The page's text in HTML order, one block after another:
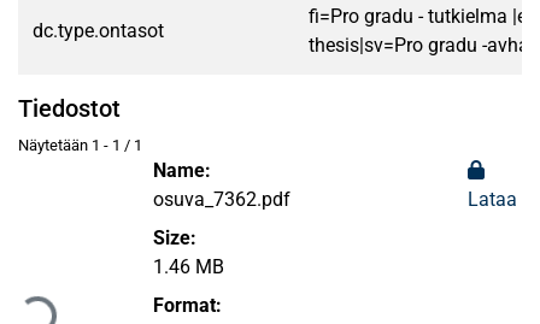
dc.type.ontasot
fi=Pro gradu - tutkielma
thesis|sv=Pro gradu -
Tiedostot
Näytetään 1 - 1 / 1
Ladataan...
Name:
osuva_7362.pdf
Size:
1.46 MB
Format:
Lataa